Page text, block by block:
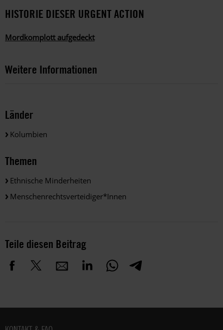
HISTORIE DIESER URGENT ACTION
Mordkomplott aufgedeckt
Weitere Informationen
Länder
Kolumbien
Themen
Ethnische Minderheiten
Menschenrechtsverteidiger*innen
Teile diesen Beitrag
Fußbereich